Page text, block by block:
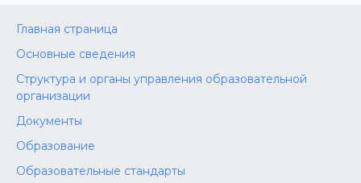
Главная страница
Основные сведения
Структура и органы управления образовательной
организации
Документы
Образование
Образовательные стандарты